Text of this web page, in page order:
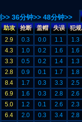
48分钟>>
36分钟>>
>>
助攻 抢断 盖帽 失误 犯规
2.9 0.3 0.0 1.1 1.3
4.3 1.0 0.2 1.6 1.6
3.3 0.5 0.2 1.4 1.3
2.8 0.9 0.1 1.7 1.8
8.4 1.7 0.3 3.3 2.5
6.9 1.6 0.3 2.8 2.6
5.0 1.2 0.1 2.6 2.3
6.4 2.0 0.3 3.4 2.8